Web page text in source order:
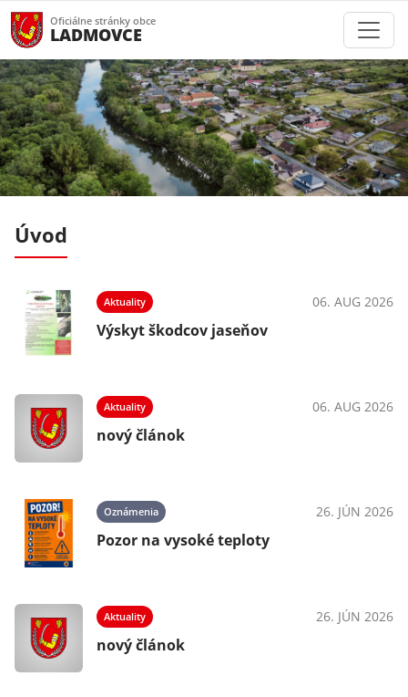
Oficiálne stránky obce
LADMOVCE
Úvod
Aktuality 06. AUG 2026
Výskyt škodcov jaseňov
Aktuality 06. AUG 2026
nový článok
Oznámenia 26. JÚN 2026
Pozor na vysoké teploty
Aktuality 26. JÚN 2026
nový článok